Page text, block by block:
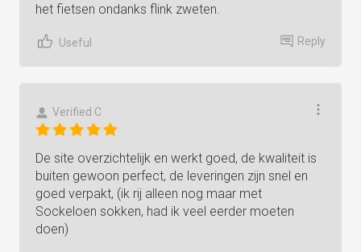
het fietsen ondanks flink zweten.
Useful Reply
Verified C
De site overzichtelijk en werkt goed, de kwaliteit is
buiten gewoon perfect, de leveringen zijn snel en
goed verpakt, (ik rij alleen nog maar met
Sockeloen sokken, had ik veel eerder moeten
doen)